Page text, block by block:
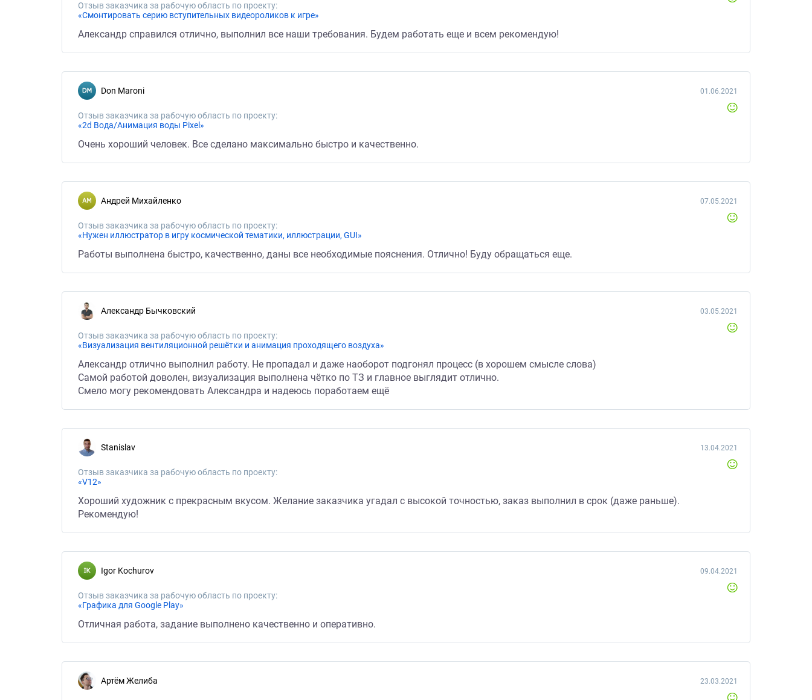
Отзыв заказчика за рабочую область по проекту:
«Смонтировать серию вступительных видеороликов к игре»
Александр справился отлично, выполнил все наши требования. Будем работать еще и всем рекомендую!
Don Maroni
Отзыв заказчика за рабочую область по проекту:
«2d Вода/Анимация воды Pixel»
01.06.2021
Очень хороший человек. Все сделано максимально быстро и качественно.
Андрей Михайленко
Отзыв заказчика за рабочую область по проекту:
«Нужен иллюстратор в игру космической тематики, иллюстрации, GUI»
07.05.2021
Работы выполнена быстро, качественно, даны все необходимые пояснения. Отлично! Буду обращаться еще.
Александр Бычковский
Отзыв заказчика за рабочую область по проекту:
«Визуализация вентиляционной решётки и анимация проходящего воздуха»
03.05.2021
Александр отлично выполнил работу. Не пропадал и даже наоборот подгонял процесс (в хорошем смысле слова)
Самой работой доволен, визуализация выполнена чётко по ТЗ и главное выглядит отлично.
Смело могу рекомендовать Александра и надеюсь поработаем ещё
Stanislav
Отзыв заказчика за рабочую область по проекту:
«V12»
13.04.2021
Хороший художник с прекрасным вкусом. Желание заказчика угадал с высокой точностью, заказ выполнил в срок (даже раньше).
Рекомендую!
Igor Kochurov
Отзыв заказчика за рабочую область по проекту:
«Графика для Google Play»
09.04.2021
Отличная работа, задание выполнено качественно и оперативно.
Артём Желиба 23.03.2021